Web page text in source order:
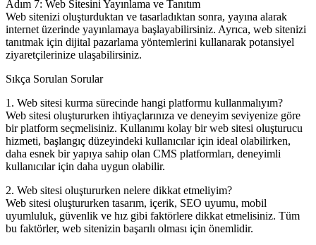
Adım 7: Web Sitesini Yayınlama ve Tanıtım
Web sitenizi oluşturduktan ve tasarladıktan sonra, yayına alarak
internet üzerinde yayınlamaya başlayabilirsiniz. Ayrıca, web sitenizi
tanıtmak için dijital pazarlama yöntemlerini kullanarak potansiyel
ziyaretçilerinize ulaşabilirsiniz.
Sıkça Sorulan Sorular
1. Web sitesi kurma sürecinde hangi platformu kullanmalıyım?
Web sitesi oluştururken ihtiyaçlarınıza ve deneyim seviyenize göre
bir platform seçmelisiniz. Kullanımı kolay bir web sitesi oluşturucu
hizmeti, başlangıç düzeyindeki kullanıcılar için ideal olabilirken,
daha esnek bir yapıya sahip olan CMS platformları, deneyimli
kullanıcılar için daha uygun olabilir.
2. Web sitesi oluştururken nelere dikkat etmeliyim?
Web sitesi oluştururken tasarım, içerik, SEO uyumu, mobil
uyumluluk, güvenlik ve hız gibi faktörlere dikkat etmelisiniz. Tüm
bu faktörler, web sitenizin başarılı olması için önemlidir.